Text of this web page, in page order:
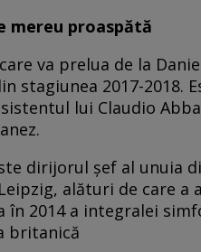
mereu proaspătă
va prelua de la
stagiunea 2017-2018.
lui Claudio
dirijorul șef al unuia
alături de care a
2014 a integralei
britanică